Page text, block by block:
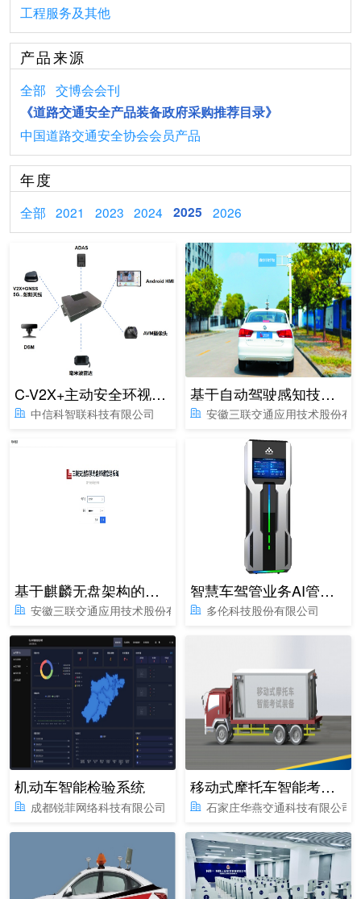
工程服务及其他
产品来源
全部
交博会会刊
《道路交通安全产品装备政府采购推荐目录》
中国道路交通安全协会会员产品
年度
全部 2021 2023 2024 2025 2026
C-V2X+主动安全环视车载终端VM3004
中信科智联科技有限公司
基于自动驾驶感知技术的科目三智能考试系统
安徽三联交通应用技术股份有
基于麒麟无盘架构的理论考试辅助管理系统
安徽三联交通应用技术股份有限公司
智慧车驾管业务AI管理一体机
多伦科技股份有限公司
机动车智能检验系统
成都锐菲网络科技有限公司
移动式摩托车智能考试系统
石家庄华燕交通科技有限公司